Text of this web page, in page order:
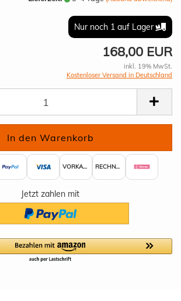
Nur noch 1 auf Lager
168,00 EUR
inkl. 19% MwSt.
Kostenloser Versand in Deutschland
VORKASSE RECHNUNG
Jetzt zahlen mit